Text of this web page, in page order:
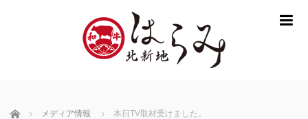
ホーム メディア情報 本日TV取材受けました。